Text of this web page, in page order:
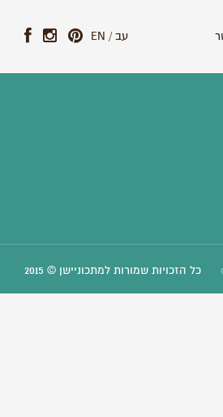
EN / עב
כל הזכויות שמורות למתכוניישן © 2015